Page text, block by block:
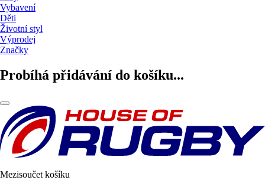
Vybavení
Děti
Životní styl
Výprodej
Značky
Probíhá přidávání do košíku...
Mezisoučet košíku